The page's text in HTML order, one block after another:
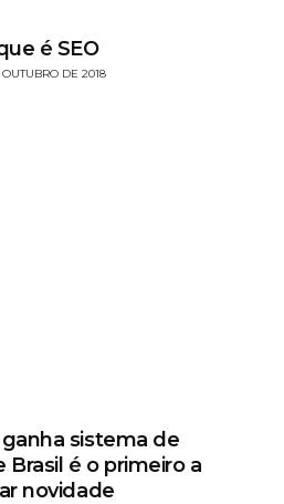
é SEO
DE 2018
sistema de
é o primeiro a
novidade